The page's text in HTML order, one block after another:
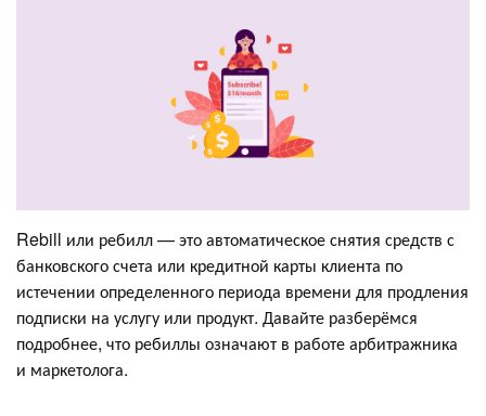
Rebill или ребилл — это автоматическое снятия средств с
банковского счета или кредитной карты клиента по
истечении определенного периода времени для продления
подписки на услугу или продукт. Давайте разберёмся
подробнее, что ребиллы означают в работе арбитражника
и маркетолога.